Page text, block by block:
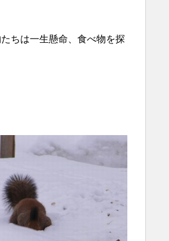
ちは一生懸命、食べ物を探